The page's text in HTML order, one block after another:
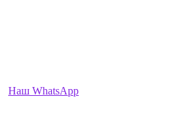
Наш WhatsApp